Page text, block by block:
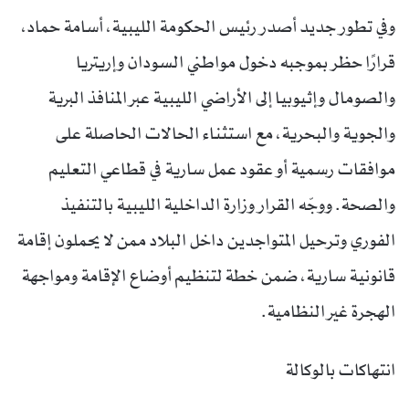
وفي تطور جديد أصدر رئيس الحكومة الليبية، أسامة حماد،
قرارًا حظر بموجبه دخول مواطني السودان وإريتريا
والصومال وإثيوبيا إلى الأراضي الليبية عبر المنافذ البرية
والجوية والبحرية، مع استثناء الحالات الحاصلة على
موافقات رسمية أو عقود عمل سارية في قطاعي التعليم
والصحة. ووجّه القرار وزارة الداخلية الليبية بالتنفيذ
الفوري وترحيل المتواجدين داخل البلاد ممن لا يحملون إقامة
قانونية سارية، ضمن خطة لتنظيم أوضاع الإقامة ومواجهة
الهجرة غير النظامية.
انتهاكات بالوكالة